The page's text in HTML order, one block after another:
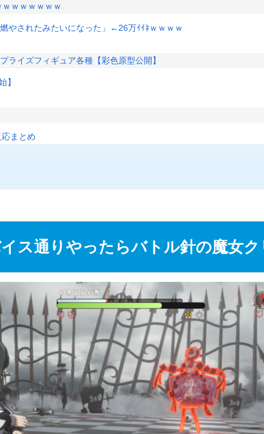
ｗｗｗｗｗｗ
やされたみたいになった」←26万ｲｲﾈｗｗｗｗ
ライズフィギュア各種【彩色原型公開】
】
まとめ
d
d
:
.
1
4
%
ス通りやったらバトル針の魔女ク